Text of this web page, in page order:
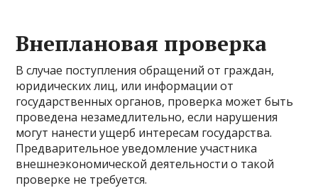
Внеплановая проверка
В случае поступления обращений от граждан,
юридических лиц, или информации от
государственных органов, проверка может быть
проведена незамедлительно, если нарушения
могут нанести ущерб интересам государства.
Предварительное уведомление участника
внешнеэкономической деятельности о такой
проверке не требуется.